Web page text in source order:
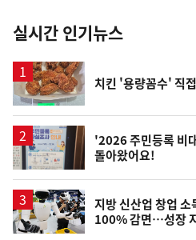
뉴
스
실시간 인기뉴스
치킨 '용량꼼수' 직
'2026 주민등록 비
돌아왔어요!
지방 신산업 창업 소
100% 감면…성장